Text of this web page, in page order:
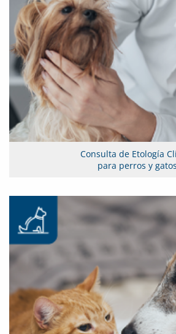
Consulta de Etología
para perros y gatos